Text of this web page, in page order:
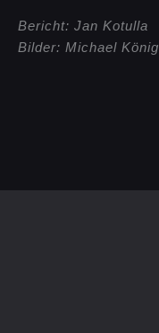
Bericht: Jan Kotulla
Bilder: Michael König